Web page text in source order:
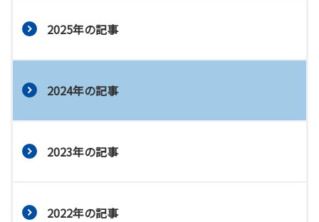
2025年の記事
2024年の記事
2023年の記事
2022年の記事